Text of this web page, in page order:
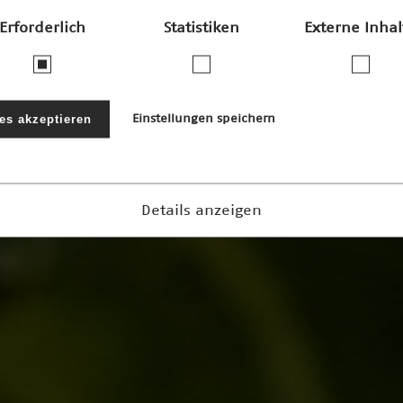
Erforderlich Statistiken Externe
akzeptieren Einstellungen speichern
Details anzeigen